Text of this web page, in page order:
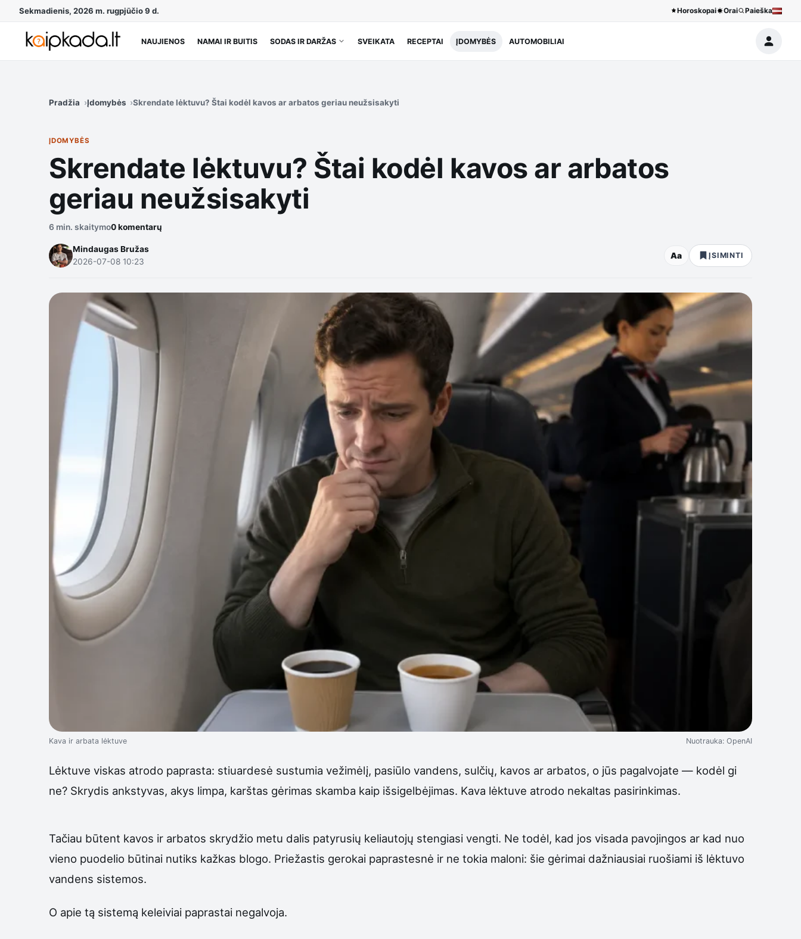
Sekmadienis, 2026 m. rugpjūčio 9 d. Horoskopai Orai Paieška
NAUJIENOS NAMAI IR BUITIS SODAS IR DARŽAS SVEIKATA RECEPTAI ĮDOMYBĖS AUTOMOBILIAI
Pradžia Įdomybės Skrendate lėktuvu? Štai kodėl kavos ar arbatos geriau neužsisakyti
ĮDOMYBĖS
Skrendate lėktuvu? Štai kodėl kavos ar arbatos
geriau neužsisakyti
6 min. skaitymo0 komentarų
Mindaugas Bružas
2026-07-08 10:23
Aa ĮSIMINTI
Kava ir arbata lėktuve Nuotrauka: OpenAI
Lėktuve viskas atrodo paprasta: stiuardesė sustumia vežimėlį, pasiūlo vandens, sulčių, kavos ar arbatos, o jūs pagalvojate — kodėl gi
ne? Skrydis ankstyvas, akys limpa, karštas gėrimas skamba kaip išsigelbėjimas. Kava lėktuve atrodo nekaltas pasirinkimas.
Tačiau būtent kavos ir arbatos skrydžio metu dalis patyrusių keliautojų stengiasi vengti. Ne todėl, kad jos visada pavojingos ar kad nuo
vieno puodelio būtinai nutiks kažkas blogo. Priežastis gerokai paprastesnė ir ne tokia maloni: šie gėrimai dažniausiai ruošiami iš lėktuvo
vandens sistemos.
O apie tą sistemą keleiviai paprastai negalvoja.